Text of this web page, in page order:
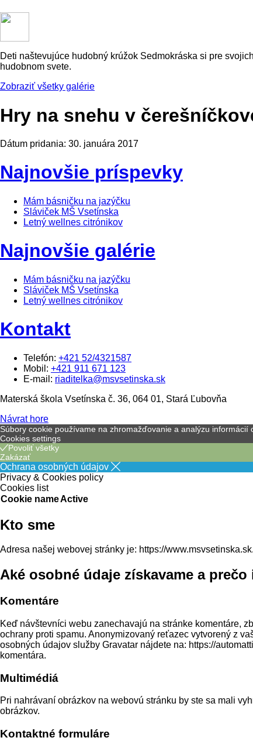
Deti naštevujúce hudobný krúžok Sedmokráska si pre
hudobnom svete.
Zobraziť všetky galérie
Hry na snehu v
Dátum pridania: 30. januára 2017
Najnovšie príspevky
Mám básničku na jazýčku
Sláviček MŠ Vsetínska
Letný wellnes citrónikov
Najnovšie galérie
Mám básničku na jazýčku
Sláviček MŠ Vsetínska
Letný wellnes citrónikov
Kontakt
Telefón: +421 52/4321587
Mobil: +421 911 671 123
E-mail: riaditelka@msvsetinska.sk
Materská škola Vsetínska č. 36, 064 01, Stará Ľubovňa
Návrat hore
Súbory cookie používame na zhromažďovanie a analýzu
Cookies settings
Povoliť všetky
Zakázať
Ochrana osobných údajov
Privacy & Cookies policy
Cookies list
Cookie nameActive
Kto sme
Adresa našej webovej stránky je: https://www.msvsetinska.sk.
Aké osobné údaje získavame a prečo
Komentáre
Keď návštevníci webu zanechavajú na stránke komentáre,
ochrany proti spamu. Anonymizovaný reťazec vytvorený z
osobných údajov služby Gravatar nájdete na: https://
komentára.
Multimédiá
Pri nahrávaní obrázkov na webovú stránku by ste sa mali
obrázkov.
Kontaktné formuláre